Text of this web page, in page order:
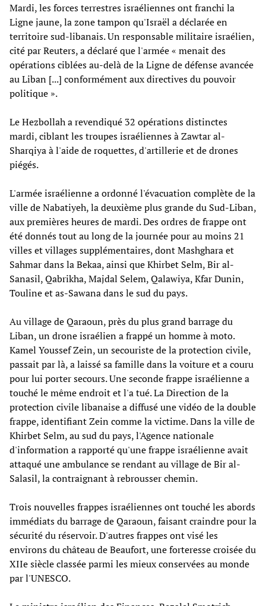
Mardi, les forces terrestres israéliennes ont franchi la
Ligne jaune, la zone tampon qu'Israël a déclarée en
territoire sud-libanais. Un responsable militaire israélien,
cité par Reuters, a déclaré que l'armée « menait des
opérations ciblées au-delà de la Ligne de défense avancée
au Liban [...] conformément aux directives du pouvoir
politique ».
Le Hezbollah a revendiqué 32 opérations distinctes
mardi, ciblant les troupes israéliennes à Zawtar al-
Sharqiya à l'aide de roquettes, d'artillerie et de drones
piégés.
L'armée israélienne a ordonné l'évacuation complète de la
ville de Nabatiyeh, la deuxième plus grande du Sud-Liban,
aux premières heures de mardi. Des ordres de frappe ont
été donnés tout au long de la journée pour au moins 21
villes et villages supplémentaires, dont Mashghara et
Sahmar dans la Bekaa, ainsi que Khirbet Selm, Bir al-
Sanasil, Qabrikha, Majdal Selem, Qalawiya, Kfar Dunin,
Touline et as-Sawana dans le sud du pays.
Au village de Qaraoun, près du plus grand barrage du
Liban, un drone israélien a frappé un homme à moto.
Kamel Youssef Zein, un secouriste de la protection civile,
passait par là, a laissé sa famille dans la voiture et a couru
pour lui porter secours. Une seconde frappe israélienne a
touché le même endroit et l'a tué. La Direction de la
protection civile libanaise a diffusé une vidéo de la double
frappe, identifiant Zein comme la victime. Dans la ville de
Khirbet Selm, au sud du pays, l'Agence nationale
d'information a rapporté qu'une frappe israélienne avait
attaqué une ambulance se rendant au village de Bir al-
Salasil, la contraignant à rebrousser chemin.
Trois nouvelles frappes israéliennes ont touché les abords
immédiats du barrage de Qaraoun, faisant craindre pour la
sécurité du réservoir. D'autres frappes ont visé les
environs du château de Beaufort, une forteresse croisée du
XIIe siècle classée parmi les mieux conservées au monde
par l'UNESCO.